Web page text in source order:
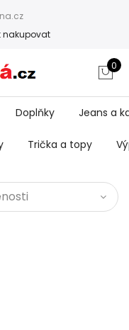
nakupovat
0
Doplňky Jeans a
Trička a topy